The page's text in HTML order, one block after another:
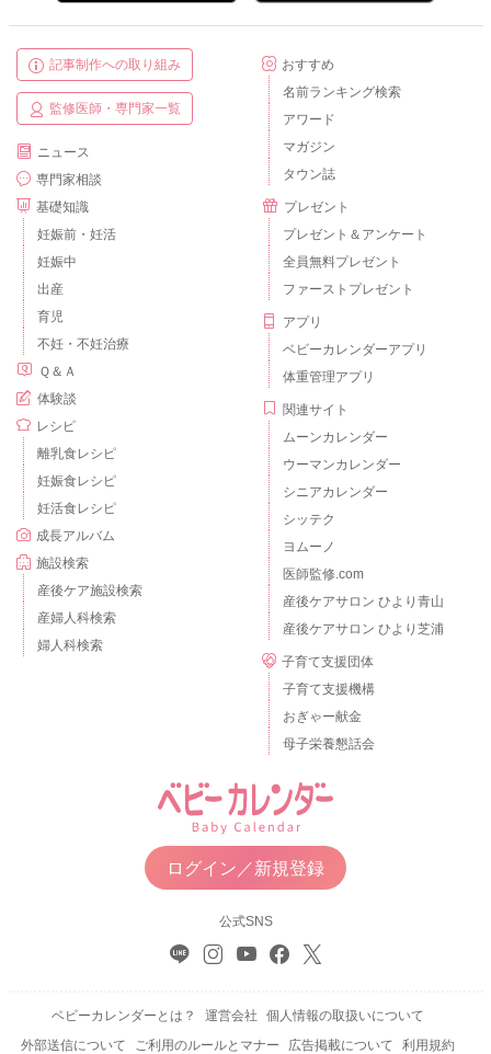
記事制作への取り組み
監修医師・専門家一覧
ニュース
専門家相談
基礎知識
妊娠前・妊活
妊娠中
出産
育児
不妊・不妊治療
Ｑ＆Ａ
体験談
レシピ
離乳食レシピ
妊娠食レシピ
妊活食レシピ
成長アルバム
施設検索
産後ケア施設検索
産婦人科検索
婦人科検索
おすすめ
名前ランキング検索
アワード
マガジン
タウン誌
プレゼント
プレゼント＆アンケート
全員無料プレゼント
ファーストプレゼント
アプリ
ベビーカレンダーアプリ
体重管理アプリ
関連サイト
ムーンカレンダー
ウーマンカレンダー
シニアカレンダー
シッテク
ヨムーノ
医師監修.com
産後ケアサロン ひより青山
産後ケアサロン ひより芝浦
子育て支援団体
子育て支援機構
おぎゃー献金
母子栄養懇話会
ログイン／新規登録
公式SNS
ベビーカレンダーとは？ 運営会社
個人情報の取扱いについて
外部送信について
ご利用のルールとマナー 広告掲載について 利用規約